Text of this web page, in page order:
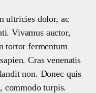
ultricies dolor, ac
Vivamus auctor,
tortor fermentum
Cras venenatis
non. Donec quis
commodo turpis.